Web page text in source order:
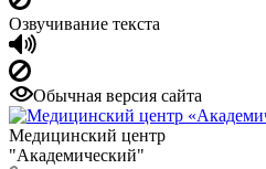
Озвучивание текста
Обычная версия сайта
Медицинский центр
"Академический"